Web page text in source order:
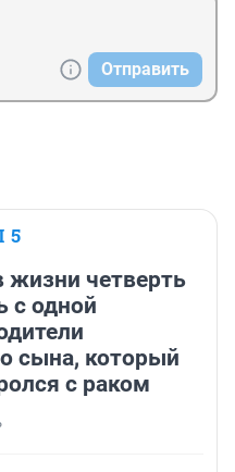
Отправить
5
четверть
с одной
сына, который
с раком